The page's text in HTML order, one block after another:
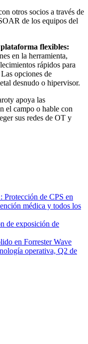
otros socios a través de
de los equipos del
flexibles:
en la herramienta,
rápidos para
opciones de
desnudo o hipervisor.
apoya las
el campo o hable con
sus redes de OT y
Protección de CPS en
médica y todos los
de exposición de
en Forrester Wave
operativa, Q2 de